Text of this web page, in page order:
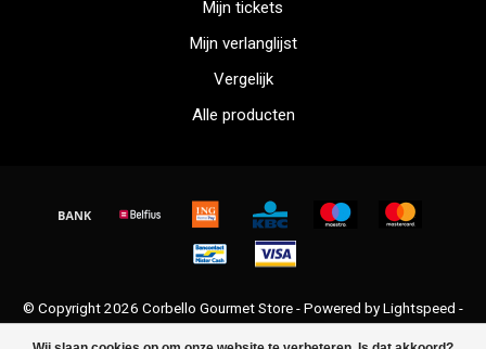
Mijn tickets
Mijn verlanglijst
Vergelijk
Alle producten
© Copyright 2026 Corbello Gourmet Store - Powered byLightspeed -
Lightspeed design by Dyvelopment